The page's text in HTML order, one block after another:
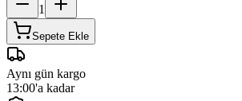
1
Sepete Ekle
Aynı gün kargo
13:00'a kadar